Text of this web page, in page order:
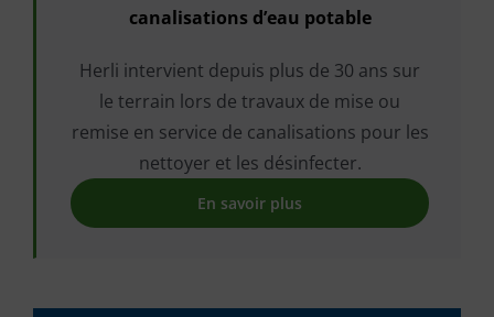
canalisations d’eau potable
Herli intervient depuis plus de 30 ans sur
le terrain lors de travaux de mise ou
remise en service de canalisations pour les
nettoyer et les désinfecter.
En savoir plus